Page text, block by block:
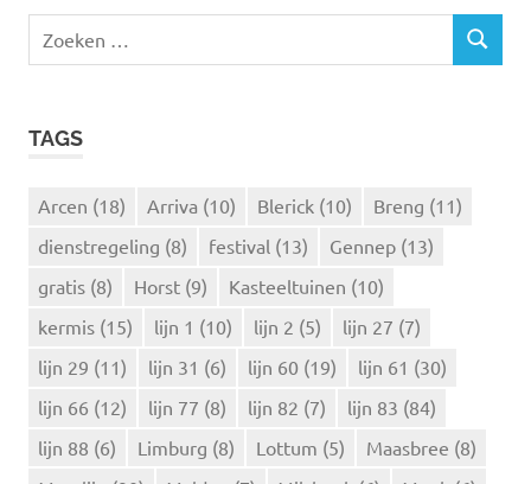
e
Z
TAGS
Arcen (18) Arriva (10) Blerick (10) Breng (11)
dienstregeling (8) festival (13) Gennep (13)
gratis (8) Horst (9) Kasteeltuinen (10)
kermis (15) lijn 1 (10) lijn 2 (5) lijn 27 (7)
lijn 29 (11) lijn 31 (6) lijn 60 (19) lijn 61 (30)
lijn 66 (12) lijn 77 (8) lijn 82 (7) lijn 83 (84)
lijn 88 (6) Limburg (8) Lottum (5) Maasbree (8)